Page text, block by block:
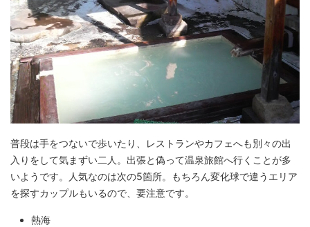
普段は手をつないで歩いたり、レストランやカフェへも別々の出
入りをして気まずい二人。出張と偽って温泉旅館へ行くことが多
いようです。人気なのは次の5箇所。もちろん変化球で違うエリア
を探すカップルもいるので、要注意です。
熱海